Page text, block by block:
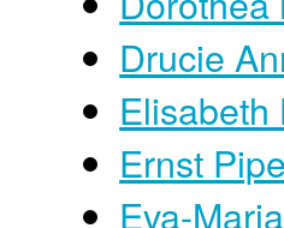
Drucie
Elisabeth
Ernst
Eva-